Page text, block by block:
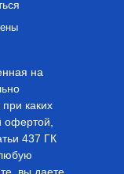
на
каких
офертой,
437 ГК